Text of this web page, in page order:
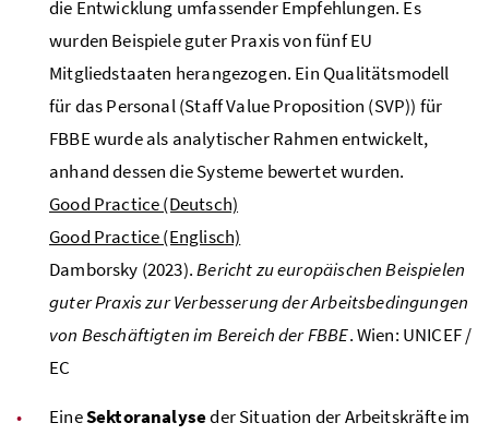
die Entwicklung umfassender Empfehlungen. Es
wurden Beispiele guter Praxis von fünfEU
Mitgliedstaaten herangezogen. Ein Qualitätsmodell
für das Personal (Staff Value Proposition (SVP)) für
FBBEwurde als analytischer Rahmen entwickelt,
anhand dessen die Systeme bewertet wurden.
Good Practice (Deutsch)
Good Practice (Englisch)
Damborsky (2023).Bericht zu europäischen Beispielen
guter Praxis zur Verbesserung der Arbeitsbedingungen
von Beschäftigten im Bereich derFBBE. Wien: UNICEF/
EC
EineSektoranalyseder Situation der Arbeitskräfte im